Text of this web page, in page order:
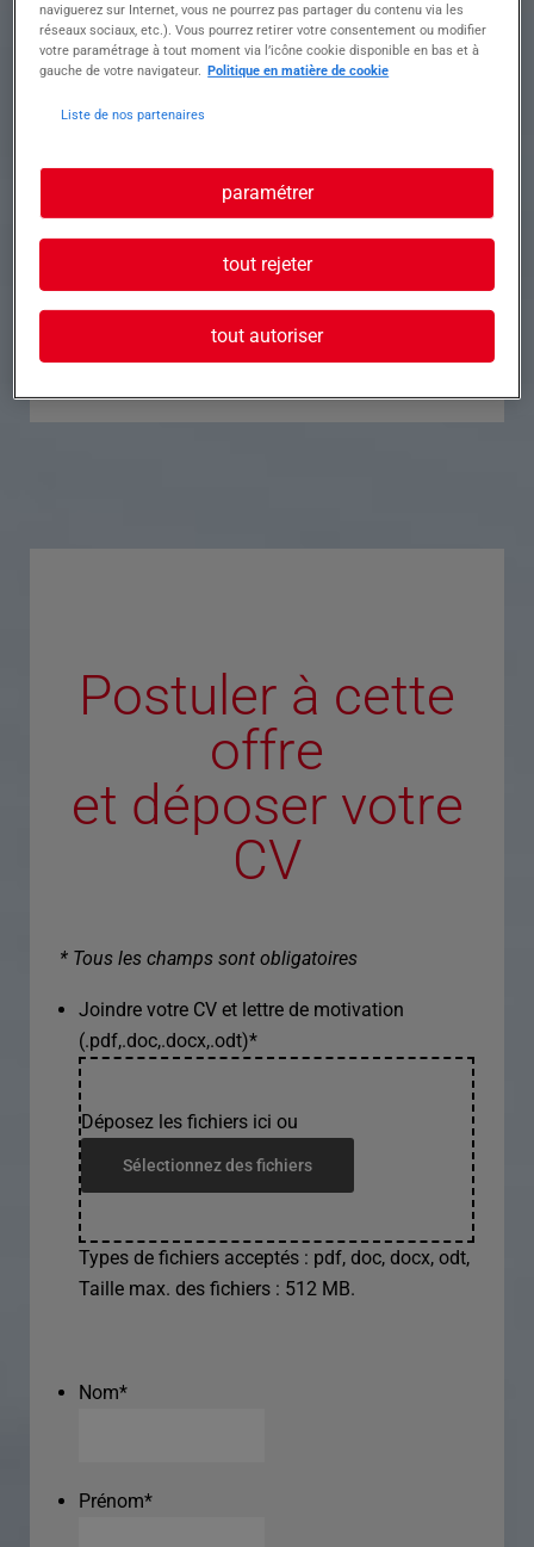
Contact
Tél.
Postuler à cette offre
Postuler à cette
offre
et déposer votre
CV
* Tous les champs sont obligatoires
Joindre votre CV et lettre de motivation
(.pdf,.doc,.docx,.odt)*
Déposez les fichiers ici ou
Sélectionnez des fichiers
Types de fichiers acceptés : pdf, doc, docx, odt,
Taille max. des fichiers : 512 MB.
Nom*
Prénom*
naviguerez sur Internet, vous ne pourrez pas partager du contenu via les
réseaux sociaux, etc.). Vous pourrez retirer votre consentement ou modifier
votre paramétrage à tout moment via l’icône cookie disponible en bas et à
gauche de votre navigateur. Politique en matière de cookie
Liste de nos partenaires
paramétrer
tout rejeter
tout autoriser